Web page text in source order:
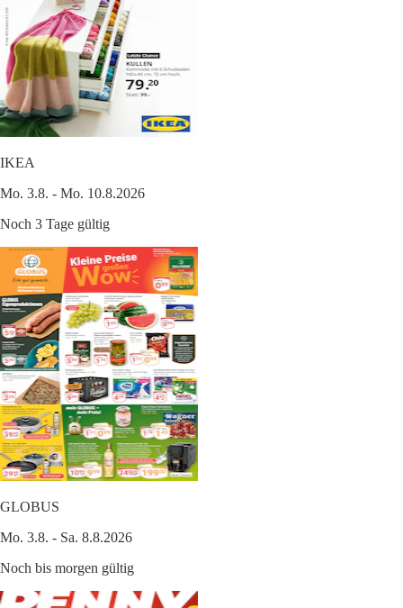
IKEA
Mo. 3.8. - Mo. 10.8.2026
Noch 3 Tage gültig
GLOBUS
Mo. 3.8. - Sa. 8.8.2026
Noch bis morgen gültig